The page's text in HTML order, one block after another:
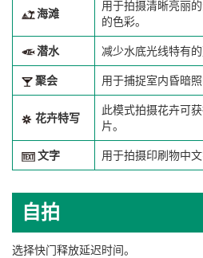
海滩
用于拍摄清晰亮丽
的色彩。
潜水 减少水底光线特有的
聚会 用于捕捉室内昏暗
花卉特写
此模式拍摄花卉可
片。
文字 用于拍摄印刷物中
自拍
选择快门释放延迟时间。